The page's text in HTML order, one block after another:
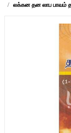
லக்கன தன லாப பாவம்